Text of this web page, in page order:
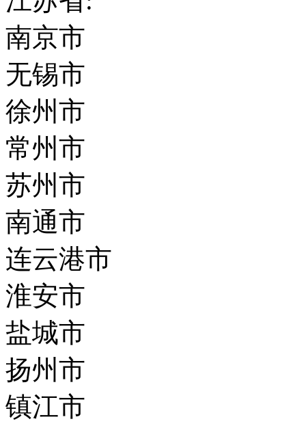
南京市
无锡市
徐州市
常州市
苏州市
南通市
连云港市
淮安市
盐城市
扬州市
镇江市